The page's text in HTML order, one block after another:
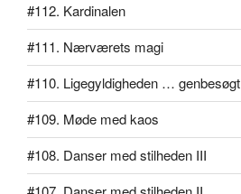
#112. Kardinalen
#111. Nærværets magi
#110. Ligegyldigheden … genbesøgt
#109. Møde med kaos
#108. Danser med stilheden III